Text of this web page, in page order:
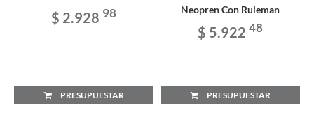
$ 2.928 98
PRESUPUESTAR
Neopren Con Ruleman
$ 5.922 48
PRESUPUESTAR